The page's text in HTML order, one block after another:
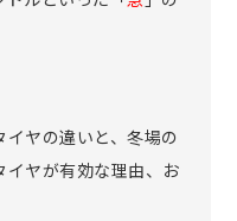
ヤの違いと、冬場の
ヤが有効な理由、お